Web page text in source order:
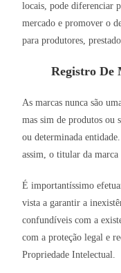
locais, pode diferenciar
mercado e promover o
para produtores,
Registro De
As marcas nunca são
mas sim de produtos ou
ou determinada
assim, o titular da marca
É importantíssimo
vista a garantir a
confundíveis com a
com a proteção legal e
Propriedade Intelectual.